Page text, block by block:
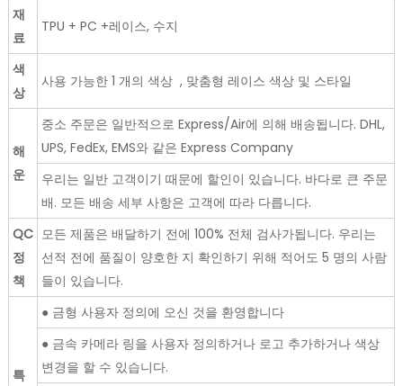
재
료
TPU + PC +레이스, 수지
색
상
사용 가능한 1 개의 색상 , 맞춤형 레이스 색상 및 스타일
해
운
중소 주문은 일반적으로 Express/Air에 의해 배송됩니다. DHL,
UPS, FedEx, EMS와 같은 Express Company
우리는 일반 고객이기 때문에 할인이 있습니다. 바다로 큰 주문
배. 모든 배송 세부 사항은 고객에 따라 다릅니다.
QC
정
책
모든 제품은 배달하기 전에 100% 전체 검사가됩니다. 우리는
선적 전에 품질이 양호한 지 확인하기 위해 적어도 5 명의 사람
들이 있습니다.
특
● 금형 사용자 정의에 오신 것을 환영합니다
● 금속 카메라 링을 사용자 정의하거나 로고 추가하거나 색상
변경을 할 수 있습니다.